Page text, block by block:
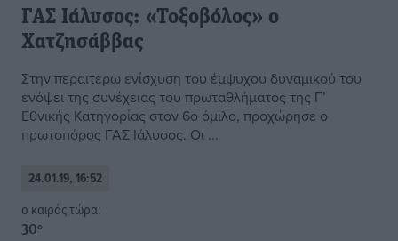
ΓΑΣ Ιάλυσος: «Τοξοβόλος» ο
Χατζησάββας
Στην περαιτέρω ενίσχυση του έμψυχου δυναμικού του
ενόψει της συνέχειας του πρωταθλήματος της Γ’
Εθνικής Κατηγορίας στον 6ο όμιλο, προχώρησε ο
πρωτοπόρος ΓΑΣ Ιάλυσος. Οι ...
24.01.19, 16:52
o καιρός τώρα:
30°